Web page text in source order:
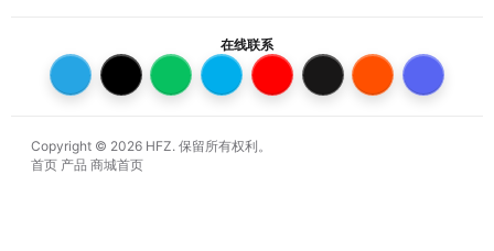
在线联系
Copyright © 2026 HFZ. 保留所有权利。
首页 产品 商城首页